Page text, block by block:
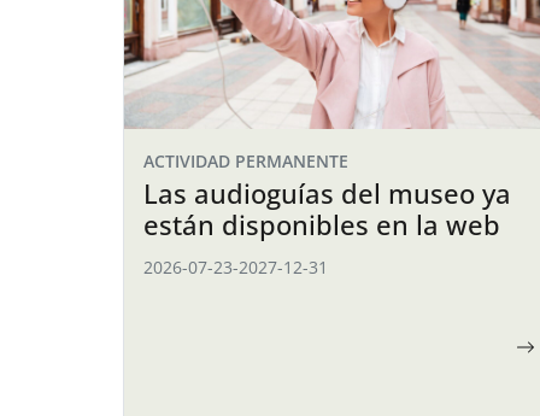
ACTIVIDAD PERMANENTE
Las audioguías del museo ya
están disponibles en la web
2026-07-23-2027-12-31